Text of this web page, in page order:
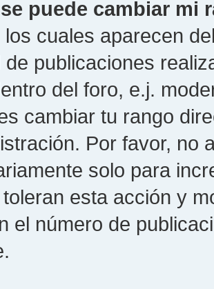
puede cambiar mi
los cuales aparecen
de publicaciones
del foro, e.j.
cambiar tu rango
Por favor, no
solo para
esta acción y
el número de